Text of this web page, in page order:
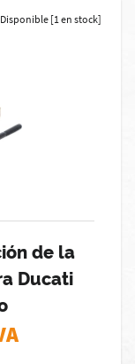
Disponible [1 en stock]
de la
Ducati